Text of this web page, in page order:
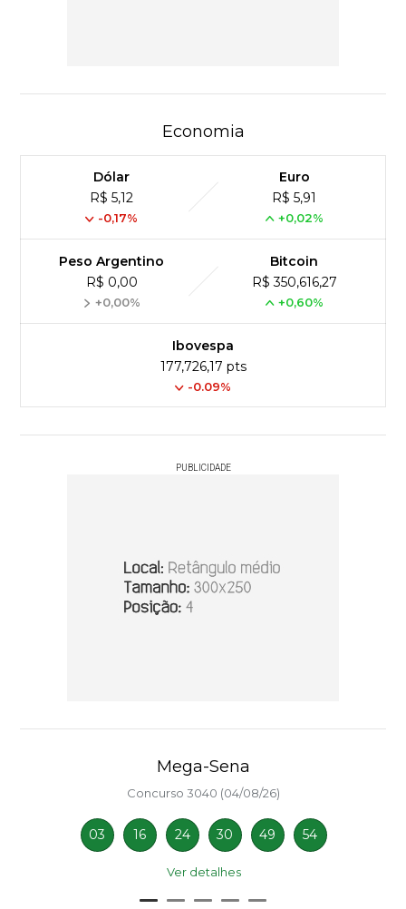
Economia
Dólar
R$ 5,12
-0,17%
Euro
R$ 5,91
+0,02%
Peso Argentino
R$ 0,00
+0,00%
Bitcoin
R$ 350,616,27
+0,60%
Ibovespa
177,726,17 pts
-0.09%
PUBLICIDADE
Mega-Sena
Concurso 3040 (04/08/26)
03 16 24 30 49 54
Ver detalhes